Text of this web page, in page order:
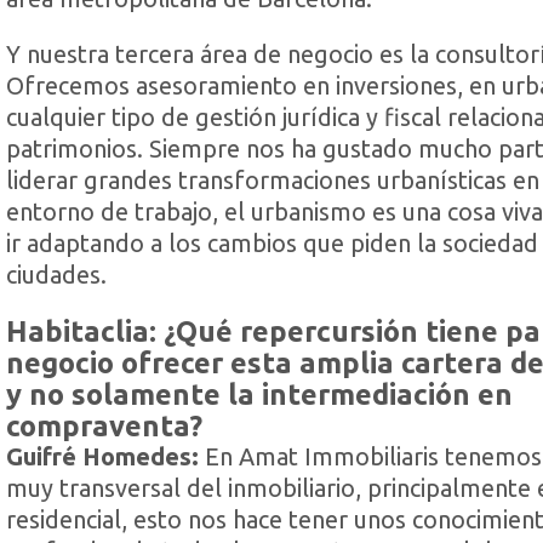
Y nuestra tercera área de negocio es la
Ofrecemos asesoramiento en inversiones, en
cualquier tipo de gestión jurídica y fiscal
patrimonios. Siempre nos ha gustado mucho
liderar grandes transformaciones urbanísticas
entorno de trabajo, el urbanismo es una cosa
ir adaptando a los cambios que piden la sociedad
ciudades.
Habitaclia: ¿Qué repercursión tiene
negocio ofrecer esta amplia cartera
y no solamente la intermediación en
compraventa?
Guifré Homedes: En Amat Immobiliaris
muy transversal del inmobiliario, principalmente
residencial, esto nos hace tener unos